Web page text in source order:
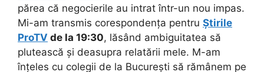
părea că negocierile au intrat într-un nou impas.
Mi-am transmis corespondența pentru Știrile
ProTV de la 19:30, lăsând ambiguitatea să
plutească și deasupra relatării mele. M-am
înțeles cu colegii de la București să rămânem pe